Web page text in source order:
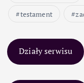
testament
Działy serwisu